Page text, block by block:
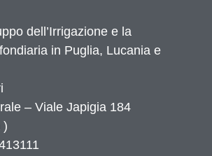
dell’Irrigazione e la
in Puglia, Lucania e
– Viale Japigia 184
)